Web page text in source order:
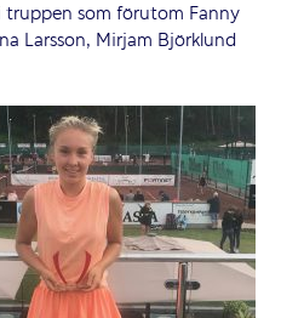
som förutom Fanny
Larsson, Mirjam Björklund